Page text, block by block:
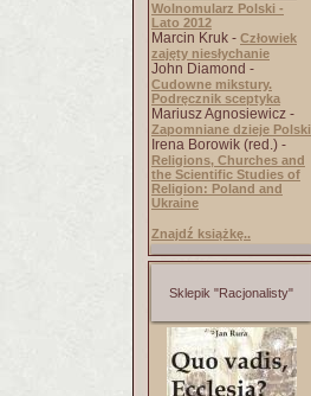
Wolnomularz Polski -
Lato 2012
Marcin Kruk - Człowiek
zajęty niesłychanie
John Diamond -
Cudowne mikstury.
Podręcznik sceptyka
Mariusz Agnosiewicz -
Zapomniane dzieje Polski
Irena Borowik (red.) -
Religions, Churches and
the Scientific Studies of
Religion: Poland and
Ukraine
Znajdź książkę..
Sklepik "Racjonalisty"